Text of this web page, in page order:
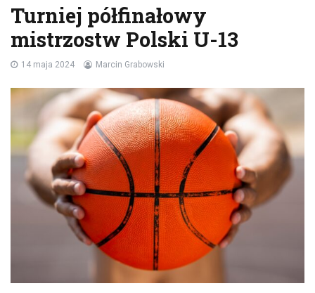
Turniej półfinałowy
mistrzostw Polski U-13
14 maja 2024 Marcin Grabowski